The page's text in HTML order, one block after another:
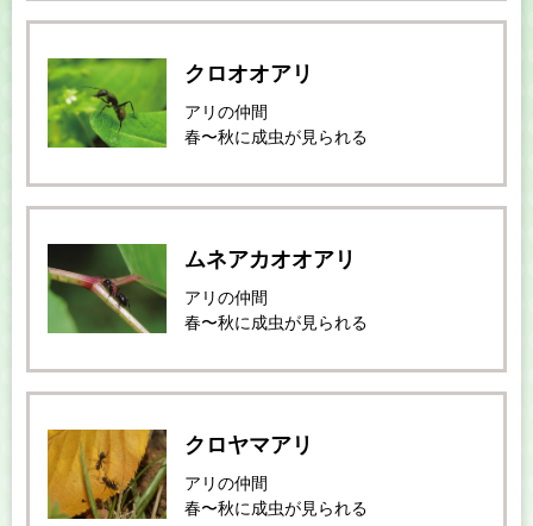
クロオオアリ
アリの仲間
春〜秋に成虫が見られる
ムネアカオオアリ
アリの仲間
春〜秋に成虫が見られる
クロヤマアリ
アリの仲間
春〜秋に成虫が見られる